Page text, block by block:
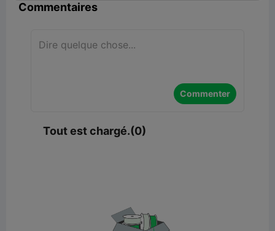
Commentaires
Commenter
Tout est chargé.(0)